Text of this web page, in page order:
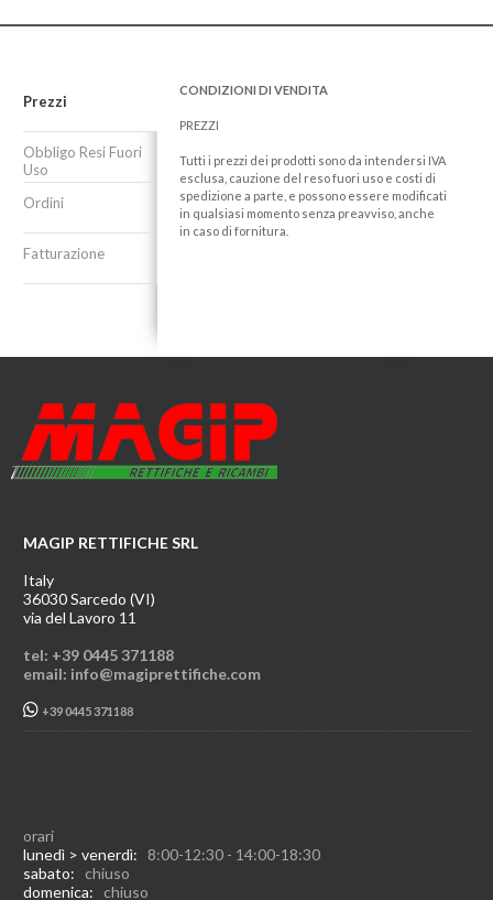
Prezzi
Obbligo Resi Fuori
Uso
Ordini
Fatturazione
CONDIZIONI DI VENDITA
PREZZI
Tutti i prezzi dei prodotti sono da intendersi IVA
esclusa, cauzione del reso fuori uso e costi di
spedizione a parte, e possono essere modificati
in qualsiasi momento senza preavviso, anche
in caso di fornitura.
MAGIP RETTIFICHE SRL
Italy
36030 Sarcedo (VI)
via del Lavoro 11
tel: +39 0445 371188
email: info@magiprettifiche.com
+39 0445 371188
orari
lunedì > venerdì: 8:00-12:30 - 14:00-18:30
sabato: chiuso
domenica: chiuso